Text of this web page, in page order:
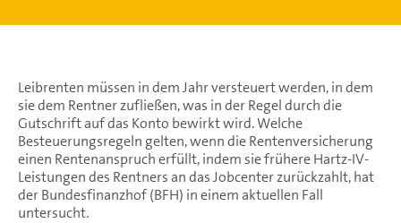
Leibrenten müssen in dem Jahr versteuert werden, in dem
sie dem Rentner zufließen, was in der Regel durch die
Gutschrift auf das Konto bewirkt wird. Welche
Besteuerungsregeln gelten, wenn die Rentenversicherung
einen Rentenanspruch erfüllt, indem sie frühere Hartz-IV-
Leistungen des Rentners an das Jobcenter zurückzahlt, hat
der Bundesfinanzhof (BFH) in einem aktuellen Fall
untersucht.